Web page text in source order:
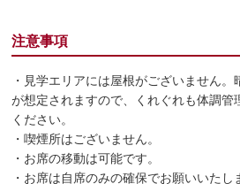
注意事項
・見学エリアには屋根がございません
が想定されますので、くれぐれも体調
ください。
・喫煙所はございません。
・お席の移動は可能です。
・お席は自席のみの確保でお願いいたし